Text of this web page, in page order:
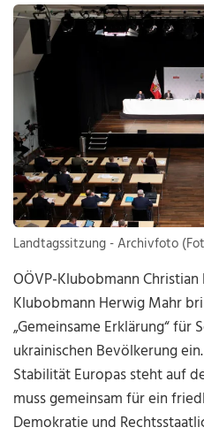
Landtagssitzung - Archivfoto
OÖVP-Klubobmann
Klubobmann Herwig Mahr
„Gemeinsame Erklärung“
ukrainischen Bevölkerung
Stabilität Europas steht auf
muss gemeinsam für ein
Demokratie und